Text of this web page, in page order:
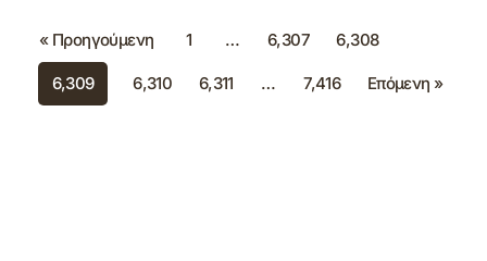
« Προηγούμενη 1 … 6,307 6,308
6,309 6,310 6,311 … 7,416 Επόμενη »